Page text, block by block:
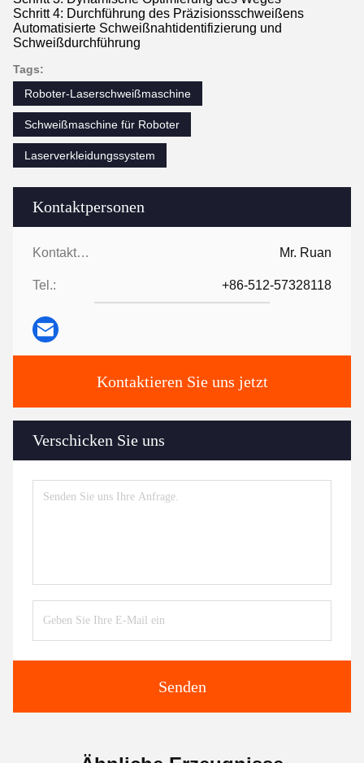
Kontaktpersonen
Tel.: +86-512-57328118
Verschicken Sie uns
Automatisierter Schweißprozess mit nicht lehrenden
Robotern
Schritt 1: 3D-Scan und Modellrekonstruktion
Schritt 2: KI-gestützte Schweißerkennung
Schritt 4: Durchführung des Präzisionsschweißens
Automatisierte Schweißnahtidentifizierung und
Tags:
Schweißmaschine für Roboter
Laserverkleidungssystem